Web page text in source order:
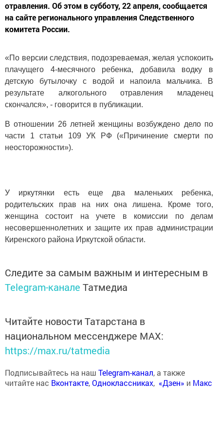
отравления. Об этом в субботу, 22 апреля, сообщается
на сайте регионального управления Следственного
комитета России.
«По версии следствия, подозреваемая, желая успокоить
плачущего 4-месячного ребенка, добавила водку в
детскую бутылочку с водой и напоила мальчика. В
результате алкогольного отравления младенец
скончался», - говорится в публикации.
В отношении 26 летней женщины возбуждено дело по
части 1 статьи 109 УК РФ («Причинение смерти по
неосторожности»).
У иркутянки есть еще два маленьких ребенка,
родительских прав на них она лишена. Кроме того,
женщина состоит на учете в комиссии по делам
несовершеннолетних и защите их прав администрации
Киренского района Иркутской области.
Следите за самым важным и интересным в
Telegram-канале Татмедиа
Читайте новости Татарстана в
национальном мессенджере MАХ:
https://max.ru/tatmedia
Подписывайтесь на наш Telegram-канал, а также
читайте нас Вконтакте,Одноклассниках, «Дзен» и Макс